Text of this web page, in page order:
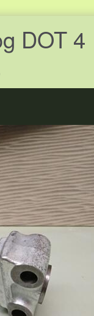
DOT 4